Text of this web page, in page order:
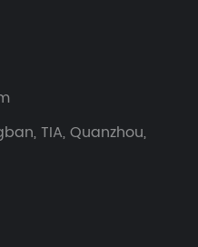
TIA, Quanzhou,